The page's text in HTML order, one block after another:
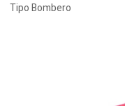
Tipo Bombero